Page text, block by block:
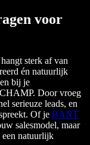
voor
sterk af van
én natuurlijk
bij je
Door vroeg
serieuze leads, en
Of je BANT
salesmodel, maar
natuurlijk